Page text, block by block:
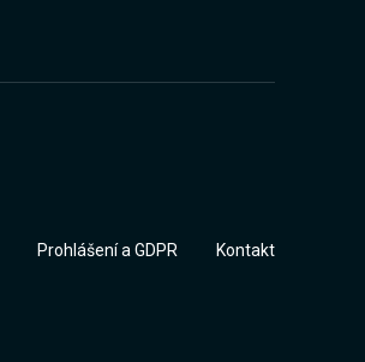
Prohlášení a GDPR Kontakt